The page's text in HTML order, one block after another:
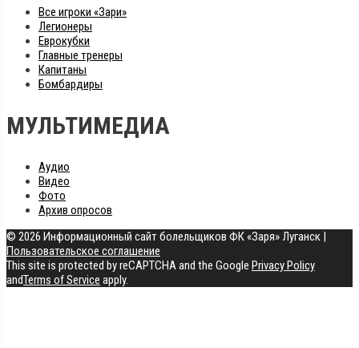
Все игроки «Зари»
Легионеры
Еврокубки
Главные тренеры
Капитаны
Бомбардиры
МУЛЬТИМЕДИА
Аудио
Видео
Фото
Архив опросов
© 2026 Информационный сайт болельщиков ФК «Заря» Луганск |
Пользовательское соглашение
This site is protected by reCAPTCHA and the Google Privacy Policy
andTerms of Service apply.